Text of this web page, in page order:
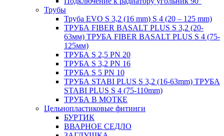
Трубы
Труба EVO S 3,2 (16 mm) S 4 (20 – 125 mm)
ТРУБА FIBER BASALT PLUS S 3,2 (20-
63мм) ТРУБА FIBER BASALT PLUS S 4 (75-
125мм)
ТРУБА S 2,5 PN 20
ТРУБА S 3,2 PN 16
ТРУБА S 5 PN 10
ТРУБА STABI PLUS S 3,2 (16-63mm) ТРУБА
STABI PLUS S 4 (75-110mm)
ТРУБА В МОТКЕ
Цельнопластиковые фитинги
БУРТИК
ВВАРНОЕ СЕДЛО